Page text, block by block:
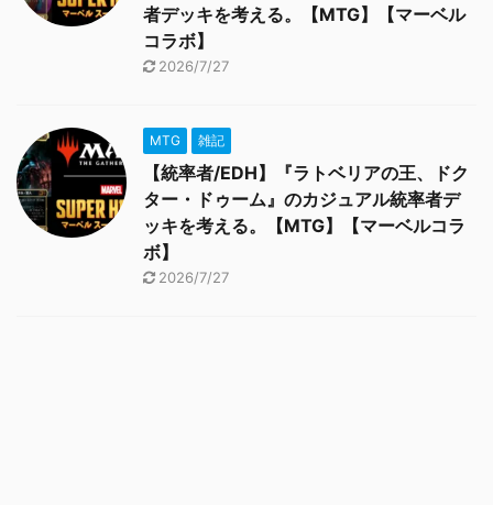
者デッキを考える。【MTG】【マーベル
コラボ】
2026/7/27
MTG 雑記
【統率者/EDH】『ラトベリアの王、ドク
ター・ドゥーム』のカジュアル統率者デ
ッキを考える。【MTG】【マーベルコラ
ボ】
2026/7/27